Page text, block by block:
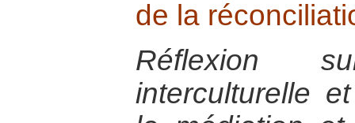
de la
Réflexion
interculturelle